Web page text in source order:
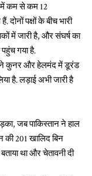
में कम से कम 12
दोनों पक्षों के बीच भारी
में जारी है, और संघर्ष का
गया है.
ने कुनर और हेलमंद में डूरंड
है. लड़ाई अभी जारी है
जब पाकिस्तान ने हाल
की 201 खालिद बिन
था और चेतावनी दी